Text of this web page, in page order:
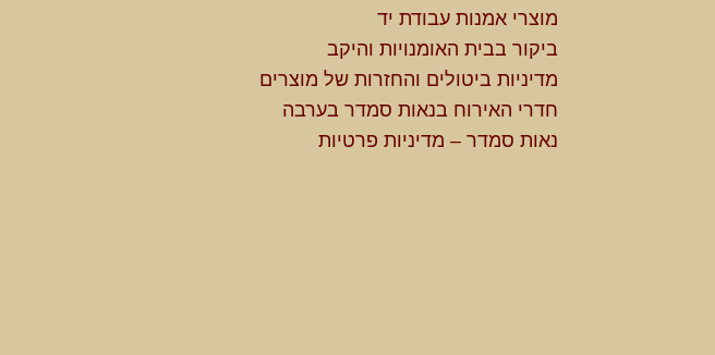
מוצרי אמנות עבודת יד
ביקור בבית האומנויות והיקב
מדיניות ביטולים והחזרות של מוצרים
חדרי האירוח בנאות סמדר בערבה
נאות סמדר – מדיניות פרטיות